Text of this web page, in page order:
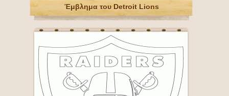
Έμβλημα του Detroit Lions